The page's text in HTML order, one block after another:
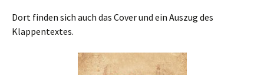
Dort finden sich auch das Cover und ein Auszug des
Klappentextes.